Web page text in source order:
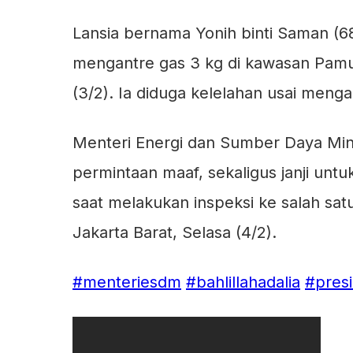
Lansia bernama Yonih binti Saman
mengantre gas 3 kg di kawasan
(3/2). Ia diduga kelelahan usai
Menteri Energi dan Sumber Daya
permintaan maaf, sekaligus janji
saat melakukan inspeksi ke salah
Jakarta Barat, Selasa (4/2).
#menteriesdm #bahlillahadalia